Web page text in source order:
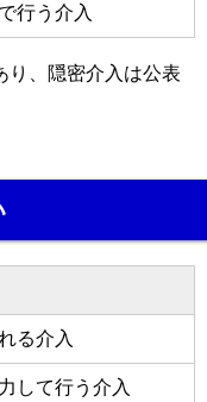
行う介入
り、隠密介入は公表
る介入
して行う介入